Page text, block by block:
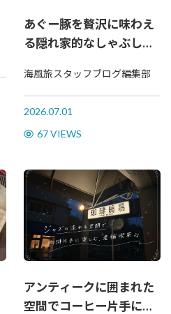
あぐー豚を贅沢に味わえ
る隠れ家的なしゃぶしゃ
海風旅スタッフブログ編集部
2026.07.01
67 VIEWS
アンティークに囲まれた
空間でコーヒー片手にジ